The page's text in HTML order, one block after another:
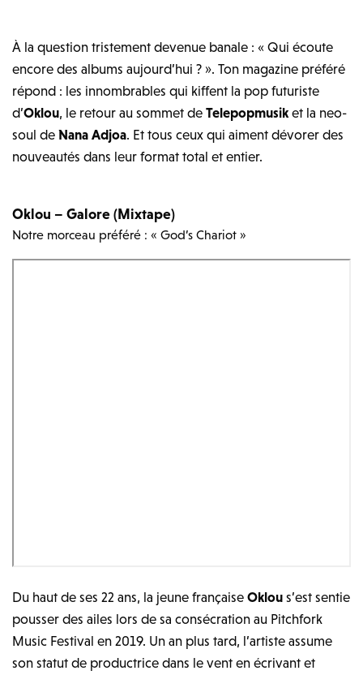
À la question tristement devenue banale : « Qui écoute
encore des albums aujourd’hui ? ». Ton magazine préféré
répond : les innombrables qui kiffent la pop futuriste
d’Oklou, le retour au sommet deTelepopmusiket la neo-
soul deNana Adjoa. Et tous ceux qui aiment dévorer des
nouveautés dans leur format total et entier.
Oklou – Galore (Mixtape)
Notre morceau préféré : « God’s Chariot »
Du haut de ses 22 ans, la jeune françaiseOklou s’est sentie
pousser des ailes lors de sa consécration au Pitchfork
Music Festival en 2019. Un an plus tard, l’artiste assume
son statut de productrice dans le vent en écrivant et